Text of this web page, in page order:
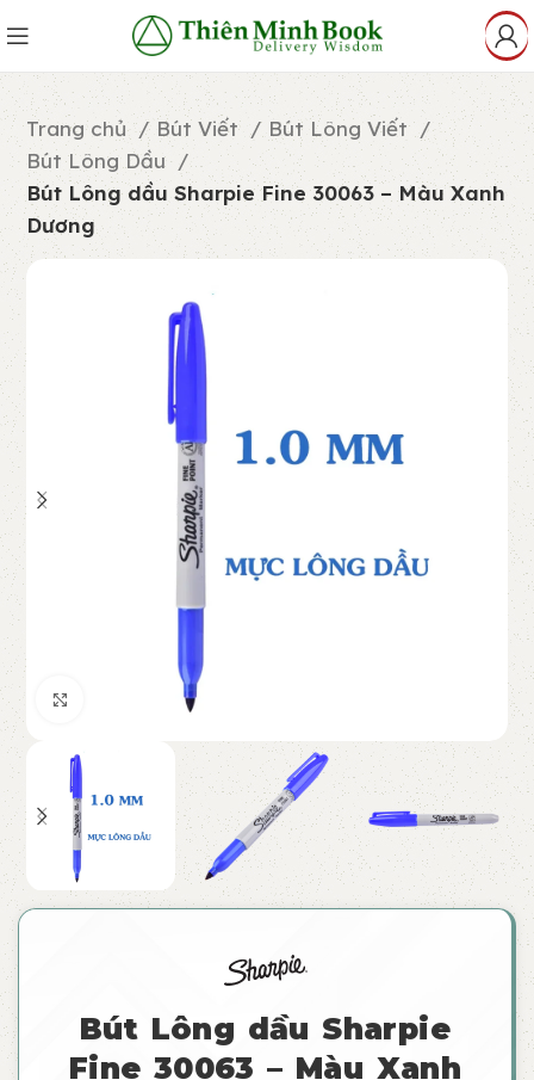
Trang chủ Bút Viết
Bút Lông Viết
Bút Lông Dầu
Bút Lông dầu Sharpie Fine 30063 – Màu Xanh
Dương
Click to enlarge
Bút Lông dầu Sharpie
Fine 30063 – Màu Xanh